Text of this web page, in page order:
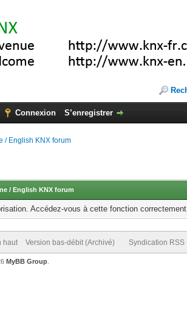
Connexion S’enregistrer
/ English KNX forum
/ English KNX forum
Accédez-vous à cette fonction
haut Version bas-débit (Archivé) Syndication RSS
MyBB Group